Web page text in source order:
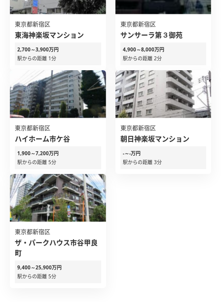
東京都新宿区
東海神楽坂マンション
2,700～3,900万円
駅からの距離 1分
東京都新宿区
サンサーラ第３御苑
4,900～8,000万円
駅からの距離 2分
東京都新宿区
ハイホーム市ケ谷
1,900～7,200万円
駅からの距離 5分
東京都新宿区
朝日神楽坂マンション
-～-万円
駅からの距離 3分
東京都新宿区
ザ・パークハウス市谷甲良
町
9,400～25,900万円
駅からの距離 5分